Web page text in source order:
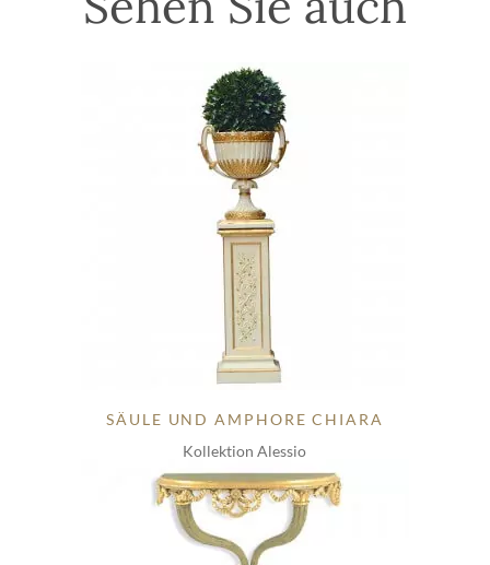
SÄULE UND AMPHORE CHIARA
Kollektion Alessio